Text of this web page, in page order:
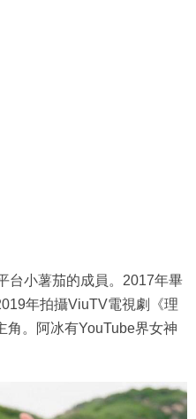
台小薯茄的成員。2017年畢
年拍攝ViuTV電視劇《理
角。阿冰有YouTube界女神